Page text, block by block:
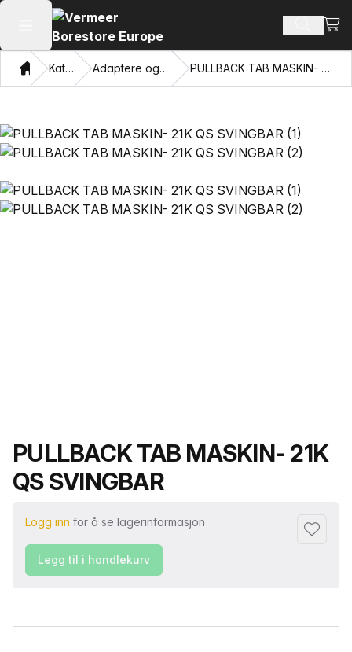
Åpne hovedmenyen SøkVis
Hjem Katalog Adaptere og trekkøyne PULLBACK TAB MASKIN- 21K QS SVINGBAR
Produktnavn
PULLBACK TAB MASKIN- 21K
QS SVINGBAR
Logg inn for å se lagerinformasjon
Legg til
Legg til i handlekurv